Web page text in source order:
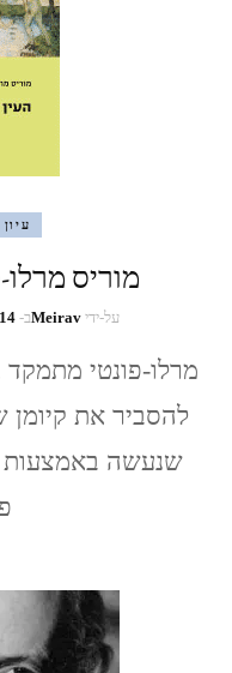
עיון
מוריס
על-ידיMeiravב-14 בינואר 2024
מרלו-פונטי מתמקד
להסביר את קיומן
שנעשה באמצעות